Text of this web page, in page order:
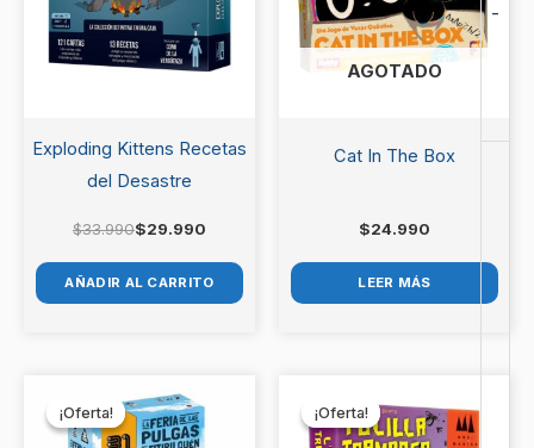
-
Exploding Kittens Recetas
del Desastre
$33.990$29.990
AÑADIR AL CARRITO
AGOTADO
Cat In The Box
$24.990
LEER MÁS
¡Oferta!
¡Oferta!
precio
original
precio
actual
¡Oferta!
¡Oferta!
precio
original
precio
actual